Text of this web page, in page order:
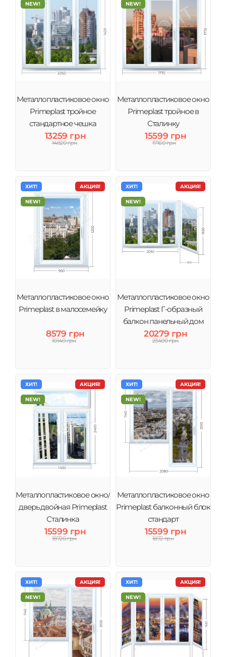
NEW!
Металлопластиковое окно
Primeplast тройное
стандартное чешка
13259 грн
14820 грн
NEW!
Металлопластиковое окно
Primeplast тройное в
Сталинку
15599 грн
17160 грн
АКЦИЯ!
ХИТ!
NEW!
Металлопластиковое окно
Primeplast в малосемейку
8579 грн
10140 грн
АКЦИЯ!
ХИТ!
NEW!
Металлопластиковое окно
Primeplast Г-образный
балкон панельный дом
20279 грн
23400 грн
АКЦИЯ!
ХИТ!
NEW!
Металлопластиковое окно/
дверь двойная Primeplast
Сталинка
15599 грн
18720 грн
АКЦИЯ!
ХИТ!
NEW!
Металлопластиковое окно
Primeplast балконный блок
стандарт
15599 грн
1872 грн
АКЦИЯ!
ХИТ!
NEW!
АКЦИЯ!
ХИТ!
NEW!